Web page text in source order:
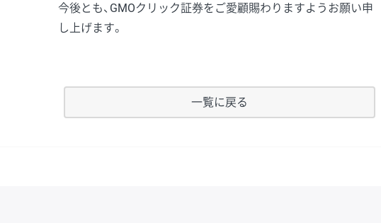
今後とも、GMOクリック証券をご愛顧賜わりますようお願い申
し上げます。
一覧に戻る